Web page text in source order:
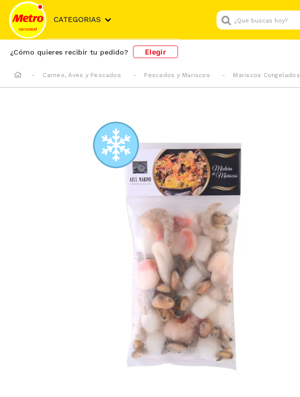
CATEGORIAS
¿Que buscas hoy?
¿Cómo quieres recibir tu pedido? Elegir
Carnes, Aves y Pescados Pescados y Mariscos Mariscos Congelados